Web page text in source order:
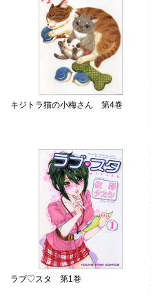
キジトラ猫の小梅さん 第4巻
ラブ♡スタ 第1巻